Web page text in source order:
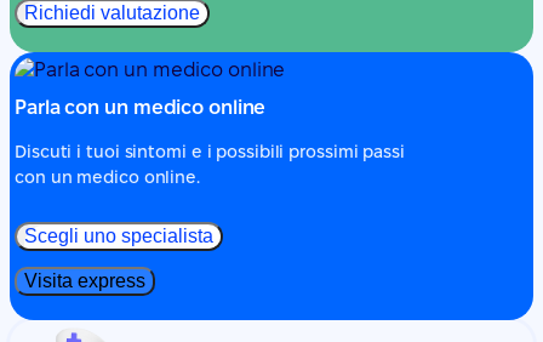
Richiedi valutazione
Parla con un medico online
Discuti i tuoi sintomi e i possibili prossimi passi
con un medico online.
Scegli uno specialista
Visita express